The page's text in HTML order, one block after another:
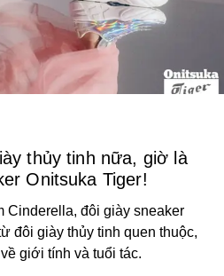
thủy tinh nữa, giờ là
Onitsuka Tiger!
Cinderella, đôi giày sneaker
đôi giày thủy tinh quen thuộc,
giới tính và tuổi tác.